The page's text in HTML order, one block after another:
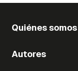
Quiénes somos
Autores